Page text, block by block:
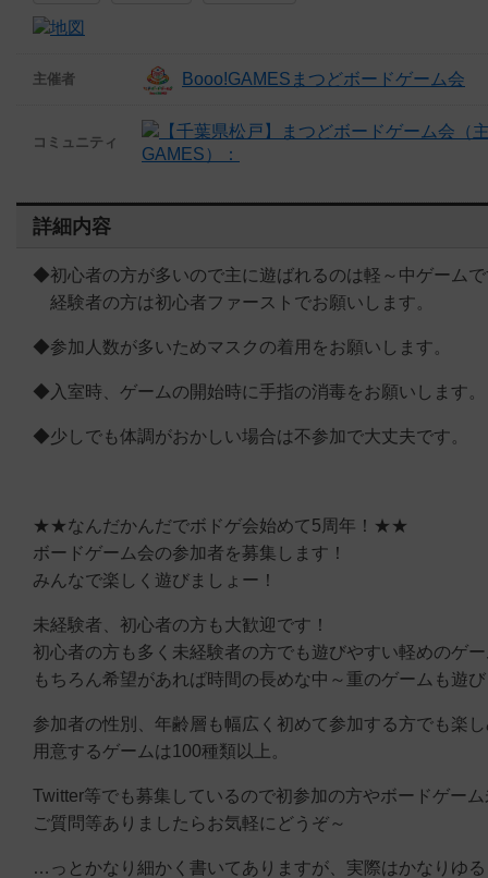
主催者 Booo!GAMESまつどボードゲーム会
コミュニティ
GAMES）：
詳細内容
◆初心者の方が多いので主に遊ばれるのは軽～中ゲーム
経験者の方は初心者ファーストでお願いします。
◆参加人数が多いためマスクの着用をお願いします。
◆入室時、ゲームの開始時に手指の消毒をお願いします。
◆少しでも体調がおかしい場合は不参加で大丈夫です。
★★なんだかんだでボドゲ会始めて5周年！★★
ボードゲーム会の参加者を募集します！
みんなで楽しく遊びましょー！
未経験者、初心者の方も大歓迎です！
初心者の方も多く未経験者の方でも遊びやすい軽めのゲ
もちろん希望があれば時間の長めな中～重のゲームも遊
参加者の性別、年齢層も幅広く初めて参加する方でも楽
用意するゲームは100種類以上。
Twitter等でも募集しているので初参加の方やボードゲー
ご質問等ありましたらお気軽にどうぞ～
…っとかなり細かく書いてありますが、実際はかなりゆ